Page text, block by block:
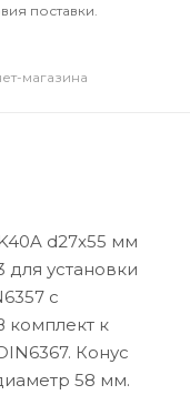
поставки.
магазина
d27x55 мм
для установки
с
к
Конус
58 мм.